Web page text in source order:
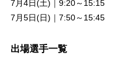
7月4日(土)｜9:20～15:15
7月5日(日)｜7:50～15:45
出場選手一覧